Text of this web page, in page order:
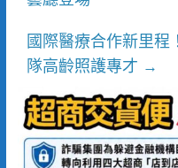
國際醫療合作新里程
隊高齡照護專才 →